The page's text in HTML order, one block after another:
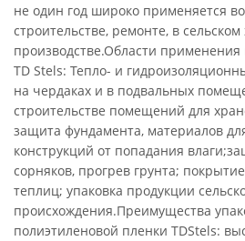
не один год широко применяется
строительстве, ремонте, в сельском
производстве.Области
TD Stels: Тепло- и
на чердаках и в подвальных
строительстве помещений для
защита фундамента, материалов
конструкций от попадания
сорняков, прогрев грунта;
теплиц; упаковка продукции
происхождения.Преимущества
полиэтиленовой пленки TDStels: